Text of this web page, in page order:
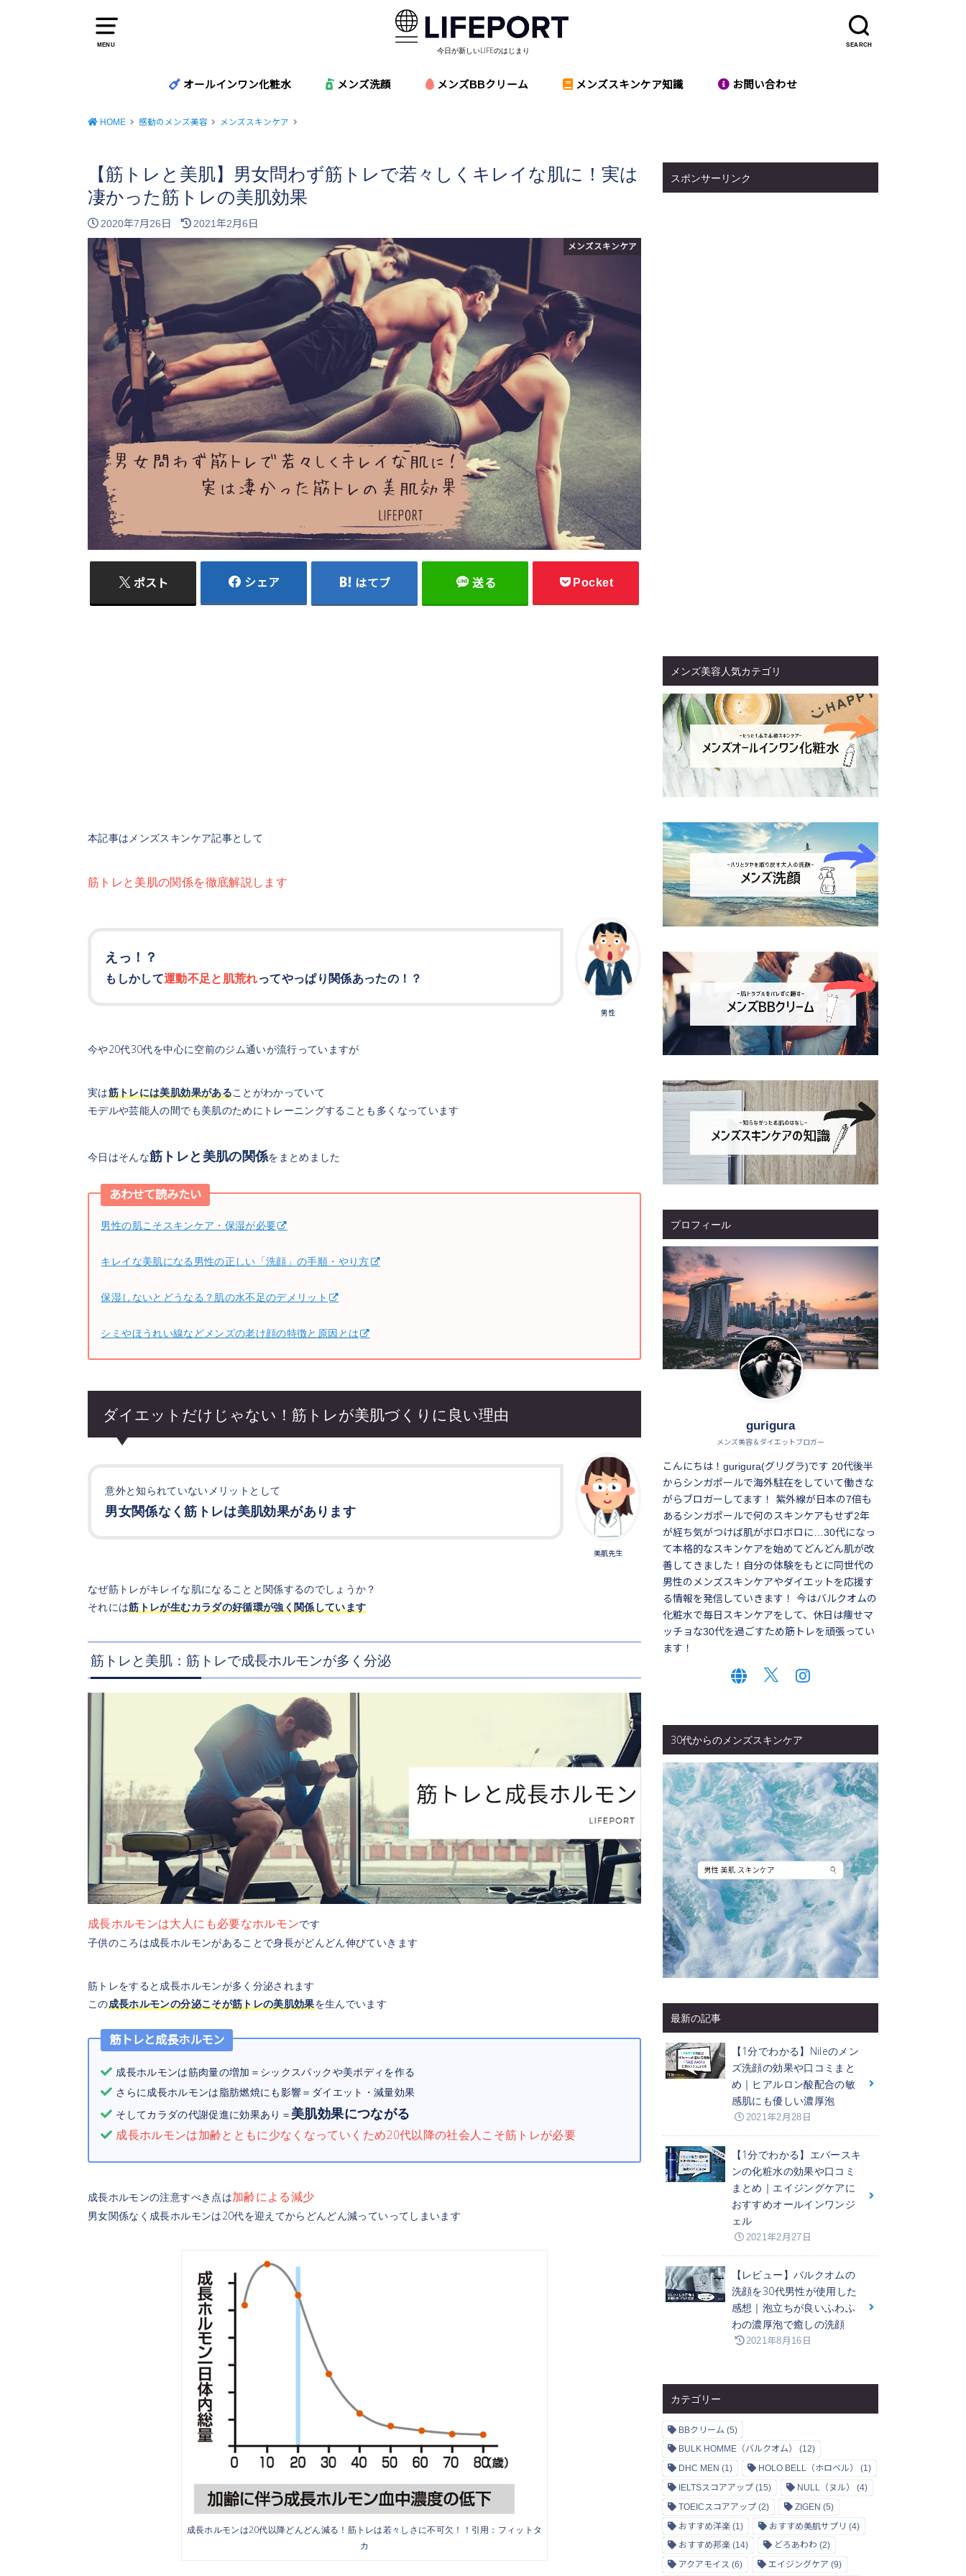
MENU SEARCH
今日が新しいLIFEのはじまり
オールインワン化粧水 メンズ洗顔 メンズBBクリーム メンズスキンケア知識 お問い合わせ
HOME 感動のメンズ美容 メンズスキンケア
【筋トレと美肌】男女問わず筋トレで若々しくキレイな肌に！実は
凄かった筋トレの美肌効果
2020年7月26日 2021年2月6日
メンズスキンケア
ポスト シェア はてブ 送る Pocket
本記事はメンズスキンケア記事として
筋トレと美肌の関係を徹底解説します
男性
えっ！？
もしかして運動不足と肌荒れってやっぱり関係あったの！？
今や20代30代を中心に空前のジム通いが流行っていますが
実は筋トレには美肌効果があることがわかっていて
モデルや芸能人の間でも美肌のためにトレーニングすることも多くなっています
今日はそんな筋トレと美肌の関係をまとめました
あわせて読みたい
男性の肌こそスキンケア・保湿が必要
キレイな美肌になる男性の正しい「洗顔」の手順・やり方
保湿しないとどうなる？肌の水不足のデメリット
シミやほうれい線などメンズの老け顔の特徴と原因とは
ダイエットだけじゃない！筋トレが美肌づくりに良い理由
美肌先生
意外と知られていないメリットとして
男女関係なく筋トレは美肌効果があります
なぜ筋トレがキレイな肌になることと関係するのでしょうか？
それには筋トレが生むカラダの好循環が強く関係しています
筋トレと美肌：筋トレで成長ホルモンが多く分泌
成長ホルモンは大人にも必要なホルモンです
子供のころは成長ホルモンがあることで身長がどんどん伸びていきます
筋トレをすると成長ホルモンが多く分泌されます
この成長ホルモンの分泌こそが筋トレの美肌効果を生んでいます
筋トレと成長ホルモン
成長ホルモンは筋肉量の増加＝シックスパックや美ボディを作る
さらに成長ホルモンは脂肪燃焼にも影響＝ダイエット・減量効果
そしてカラダの代謝促進に効果あり＝ 美肌効果につながる
成長ホルモンは加齢とともに少なくなっていくため20代以降の社会人こそ筋トレが必要
成長ホルモンの注意すべき点は加齢による減少
男女関係なく成長ホルモンは20代を迎えてからどんどん減っていってしまいます
成長ホルモンは20代以降どんどん減る！筋トレは若々しさに不可欠！！引用：フィットタ
カ
スポンサーリンク
メンズ美容人気カテゴリ
プロフィール
gurigura
メンズ美容＆ダイエットブロガー
こんにちは！gurigura(グリグラ)です 20代後半
からシンガポールで海外駐在をしていて働きな
がらブロガーしてます！ 紫外線が日本の7倍も
あるシンガポールで何のスキンケアもせず2年
が経ち気がつけば肌がボロボロに…30代になっ
て本格的なスキンケアを始めてどんどん肌が改
善してきました！自分の体験をもとに同世代の
男性のメンズスキンケアやダイエットを応援す
る情報を発信していきます！ 今はバルクオムの
化粧水で毎日スキンケアをして、休日は痩せマ
ッチョな30代を過ごすため筋トレを頑張ってい
ます！
30代からのメンズスキンケア
最新の記事
【1分でわかる】Nileのメン
ズ洗顔の効果や口コミまと
め｜ヒアルロン酸配合の敏
感肌にも優しい濃厚泡
2021年2月28日
【1分でわかる】エバースキ
ンの化粧水の効果や口コミ
まとめ｜エイジングケアに
おすすめオールインワンジ
ェル
2021年2月27日
【レビュー】バルクオムの
洗顔を30代男性が使用した
感想｜泡立ちが良いふわふ
わの濃厚泡で癒しの洗顔
2021年8月16日
カテゴリー
BBクリーム (5)
BULK HOMME（バルクオム）
(12)
DHC MEN (1) HOLO BELL（ホロベル）
(1)
IELTSスコアアップ (15) NULL（ヌル）
(4)
TOEICスコアアップ (2) ZIGEN (5)
おすすめ洋楽 (1) おすすめ美肌サプリ (4)
おすすめ邦楽 (14) どろあわわ (2)
アクアモイス (6) エイジングケア (9)